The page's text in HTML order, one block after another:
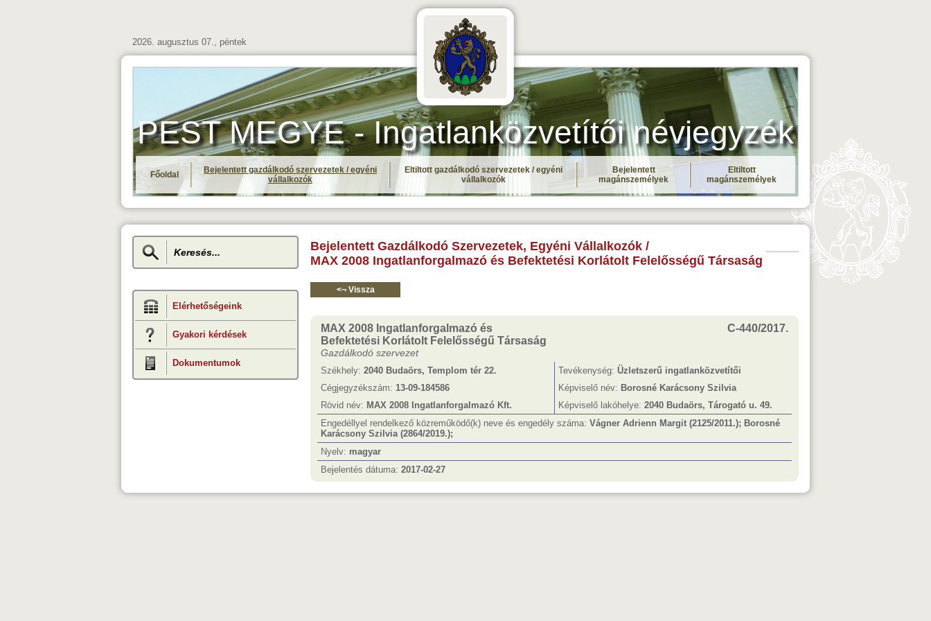
2026. augusztus 07., péntek
PEST MEGYE - Ingatlanközvetítői névjegyzék
Főoldal
Bejelentett gazdálkodó szervezetek / egyéni
vállalkozók
Eltiltott gazdálkodó szervezetek / egyéni
vállalkozók
Bejelentett
magánszemélyek
Eltiltott
magánszemélyek
Elérhetőségeink
Gyakori kérdések
Dokumentumok
Bejelentett Gazdálkodó Szervezetek, Egyéni Vállalkozók /
MAX 2008 Ingatlanforgalmazó és Befektetési Korlátolt Felelősségű Társaság
<¬ Vissza
MAX 2008 Ingatlanforgalmazó és
Befektetési Korlátolt Felelősségű Társaság
Gazdálkodó szervezet
C-440/2017.
Székhely: 2040 Budaörs, Templom tér 22. Tevékenység: Üzletszerű ingatlanközvetítői
Cégjegyzékszám: 13-09-184586 Képviselő név: Borosné Karácsony Szilvia
Rövid név: MAX 2008 Ingatlanforgalmazó Kft. Képviselő lakóhelye: 2040 Budaörs, Tárogató u. 49.
Engedéllyel rendelkező közreműködő(k) neve és engedély száma: Vágner Adrienn Margit (2125/2011.); Borosné
Karácsony Szilvia (2864/2019.);
Nyelv: magyar
Bejelentés dátuma: 2017-02-27